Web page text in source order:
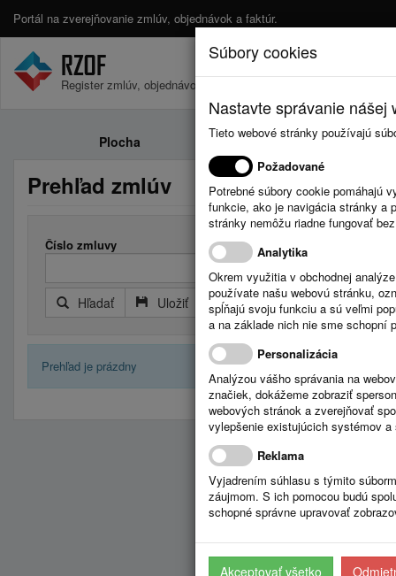
Portál na zverejňovanie zmlúv, objednávok a faktúr.
Register zmlúv, objednávok a faktúr.
Plocha Zmluvy
Prehľad zmlúv
Číslo zmluvy
Hľadať Uložiť Reset Rozšírený filter
Prehľad je prázdny
Súbory cookies
Nastavte správanie
Tieto webové stránky používajú
Požadované
Potrebné súbory cookie pomáhajú
funkcie, ako je navigácia stránky a
stránky nemôžu riadne fungovať
Analytika
Okrem využitia v obchodnej
používate našu webovú stránku,
spĺňajú svoju funkciu a sú veľmi
a na základe nich nie sme schopní
Personalizácia
Analýzou vášho správania na
značiek, dokážeme zobraziť
webových stránok a zverejňovať
vylepšenie existujúcich systémov
Reklama
Vyjadrením súhlasu s týmito
záujmom. S ich pomocou budú
schopné správne upravovať
Akceptovať všetko